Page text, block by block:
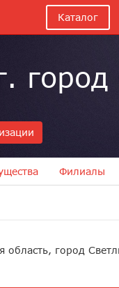
Каталог
город
Филиалы
область, город